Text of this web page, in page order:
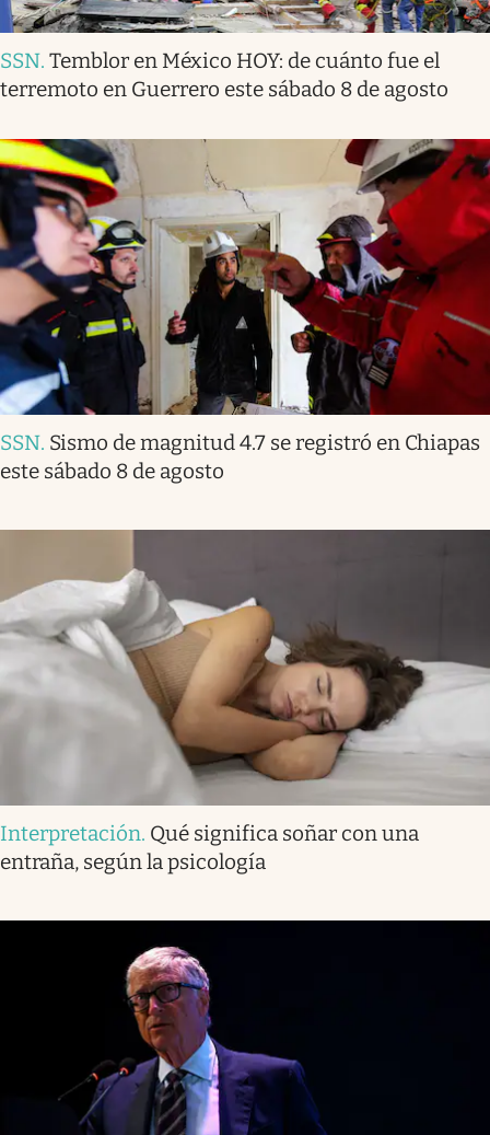
SSN. Temblor en México HOY: de cuánto fue el
terremoto en Guerrero este sábado 8 de agosto
SSN. Sismo de magnitud 4.7 se registró en Chiapas
este sábado 8 de agosto
Interpretación. Qué significa soñar con una
entraña, según la psicología